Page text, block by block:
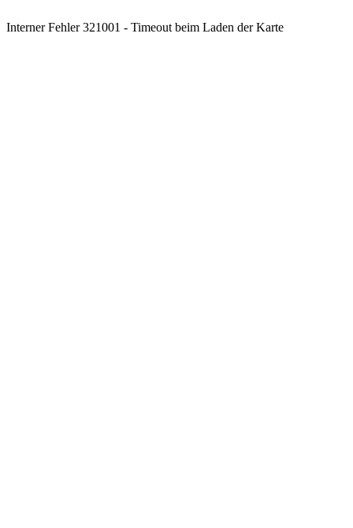
Interner Fehler 321001 - Timeout beim Laden der Karte